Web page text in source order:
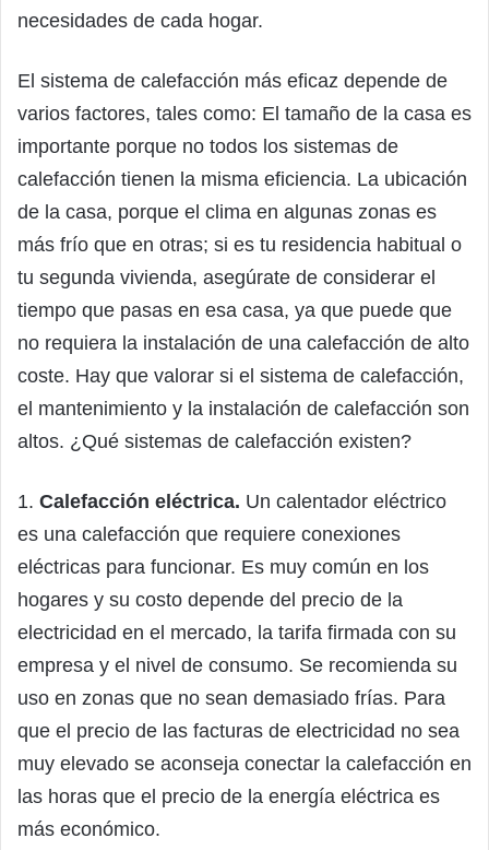
necesidades de cada hogar.
El sistema de calefacción más eficaz depende de
varios factores, tales como: El tamaño de la casa es
importante porque no todos los sistemas de
calefacción tienen la misma eficiencia. La ubicación
de la casa, porque el clima en algunas zonas es
más frío que en otras; si es tu residencia habitual o
tu segunda vivienda, asegúrate de considerar el
tiempo que pasas en esa casa, ya que puede que
no requiera la instalación de una calefacción de alto
coste. Hay que valorar si el sistema de calefacción,
el mantenimiento y la instalación de calefacción son
altos. ¿Qué sistemas de calefacción existen?
1. Calefacción eléctrica. Un calentador eléctrico
es una calefacción que requiere conexiones
eléctricas para funcionar. Es muy común en los
hogares y su costo depende del precio de la
electricidad en el mercado, la tarifa firmada con su
empresa y el nivel de consumo. Se recomienda su
uso en zonas que no sean demasiado frías. Para
que el precio de las facturas de electricidad no sea
muy elevado se aconseja conectar la calefacción en
las horas que el precio de la energía eléctrica es
más económico.